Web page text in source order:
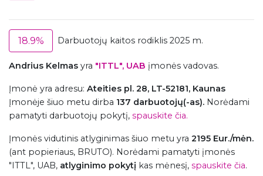
18.9% Darbuotojų kaitos rodiklis 2025 m.
Andrius Kelmas yra "ITTL", UAB įmonės vadovas.
Įmonė yra adresu: Ateities pl. 28, LT-52181, Kaunas
Įmonėje šiuo metu dirba 137 darbuotojų(-as). Norėdami
pamatyti darbuotojų pokytį, spauskite čia.
Įmonės vidutinis atlyginimas šiuo metu yra 2195 Eur./mėn.
(ant popieriaus, BRUTO). Norėdami pamatyti įmonės
"ITTL", UAB, atlyginimo pokytį kas mėnesį, spauskite čia.